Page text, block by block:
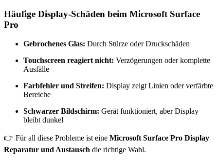
Häufige Display-Schäden beim Microsoft Surface
Pro
Gebrochenes Glas: Durch Stürze oder Druckschäden
Touchscreen reagiert nicht: Verzögerungen oder komplette
Ausfälle
Farbfehler und Streifen: Display zeigt Linien oder verfärbte
Bereiche
Schwarzer Bildschirm: Gerät funktioniert, aber Display
bleibt dunkel
👉 Für all diese Probleme ist eine Microsoft Surface Pro Display
Reparatur und Austausch die richtige Wahl.